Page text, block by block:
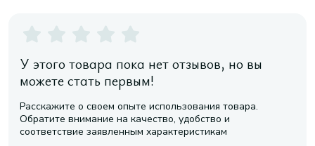
У этого товара пока нет отзывов, но вы
можете стать первым!
Расскажите о своем опыте использования товара.
Обратите внимание на качество, удобство и
соответствие заявленным характеристикам